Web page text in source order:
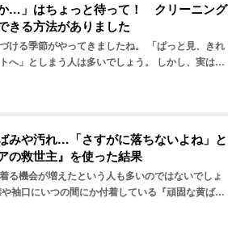
か…」はちょっと待って！ クリーニング
きる方法がありました
ける季節がやってきましたね。 「ぱっと見、きれ
へ」としまう人は多いでしょう。 しかし、実はそ
みや汚れ…「さすがに落ちないよね」と
救世主』を使った結果
る機会が増えたという人も多いのではないでしょ
袖口にいつの間にか付着している『頑固な黄ばみ